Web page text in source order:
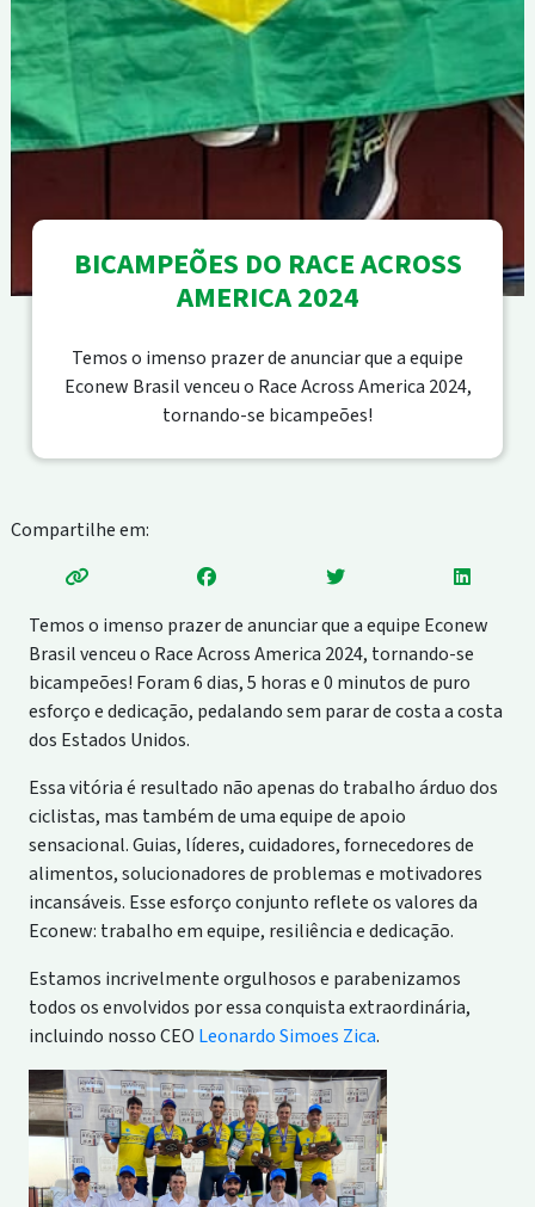
BICAMPEÕES DO RACE ACROSS
AMERICA 2024
Temos o imenso prazer de anunciar que a equipe
Econew Brasil venceu o Race Across America 2024,
tornando-se bicampeões!
Compartilhe em:
Temos o imenso prazer de anunciar que a equipe Econew
Brasil venceu o Race Across America 2024, tornando-se
bicampeões! Foram 6 dias, 5 horas e 0 minutos de puro
esforço e dedicação, pedalando sem parar de costa a costa
dos Estados Unidos.
Essa vitória é resultado não apenas do trabalho árduo dos
ciclistas, mas também de uma equipe de apoio
sensacional. Guias, líderes, cuidadores, fornecedores de
alimentos, solucionadores de problemas e motivadores
incansáveis. Esse esforço conjunto reflete os valores da
Econew: trabalho em equipe, resiliência e dedicação.
Estamos incrivelmente orgulhosos e parabenizamos
todos os envolvidos por essa conquista extraordinária,
incluindo nosso CEO Leonardo Simoes Zica.